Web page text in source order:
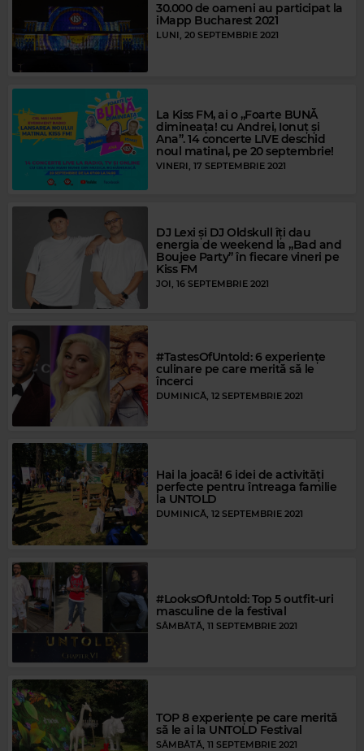
30.000 de oameni au participat la
iMapp Bucharest 2021
LUNI, 20 SEPTEMBRIE 2021
La Kiss FM, ai o „Foarte BUNĂ
dimineața! cu Andrei, Ionuț și
Ana”. 14 concerte LIVE deschid
noul matinal, pe 20 septembrie!
VINERI, 17 SEPTEMBRIE 2021
DJ Lexi și DJ Oldskull îți dau
energia de weekend la „Bad and
Boujee Party” în fiecare vineri pe
Kiss FM
JOI, 16 SEPTEMBRIE 2021
#TastesOfUntold: 6 experiențe
culinare pe care merită să le
încerci
DUMINICĂ, 12 SEPTEMBRIE 2021
Hai la joacă! 6 idei de activități
perfecte pentru întreaga familie
la UNTOLD
DUMINICĂ, 12 SEPTEMBRIE 2021
#LooksOfUntold: Top 5 outfit-uri
masculine de la festival
SÂMBĂTĂ, 11 SEPTEMBRIE 2021
TOP 8 experiențe pe care merită
să le ai la UNTOLD Festival
SÂMBĂTĂ, 11 SEPTEMBRIE 2021